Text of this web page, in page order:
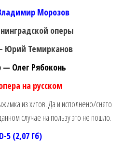
Морозов
оперы
Юрий Темирканов
— Олег Рябоконь
на русском
из хитов. Да и исполнено/снято
случае на пользу это не пошло.
5 (2,07 Гб)